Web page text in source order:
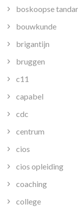
boskoopse
bouwkunde
brigantijn
bruggen
c11
capabel
cdc
centrum
cios
cios opleiding
coaching
college